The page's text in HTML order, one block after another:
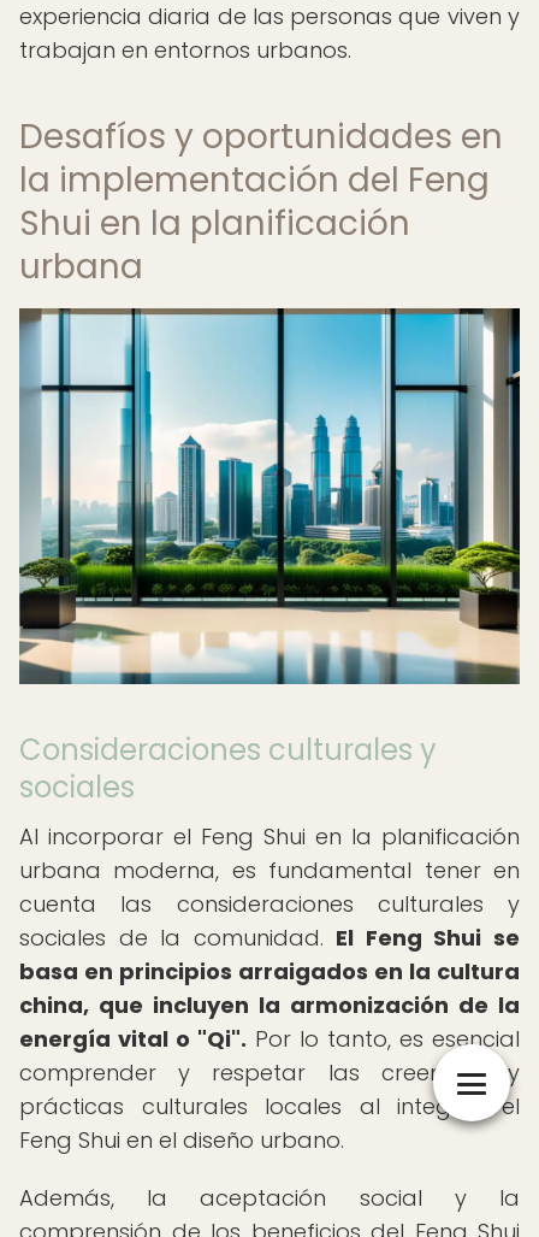
experiencia diaria de las personas que viven y
trabajan en entornos urbanos.
Desafíos y oportunidades en
la implementación del Feng
Shui en la planificación
urbana
Consideraciones culturales y
sociales
Al incorporar el Feng Shui en la planificación
urbana moderna, es fundamental tener en
cuenta las consideraciones culturales y
sociales de la comunidad. El Feng Shui se
basa en principios arraigados en la cultura
china, que incluyen la armonización de la
energía vital o "Qi". Por lo tanto, es esencial
comprender y respetar las creencias y
prácticas culturales locales al integrar el
Feng Shui en el diseño urbano.
Además, la aceptación social y la